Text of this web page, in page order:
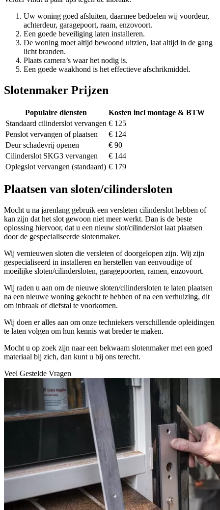
Uw woning goed afsluiten, daarmee bedoelen wij voordeur,
achterdeur, garagepoort, raam, enzovoort.
Een goede beveiliging laten installeren.
De woning moet altijd bewoond uitzien, laat altijd in de gang
licht branden.
Plaats camera’s waar het nodig is.
Een goede waakhond is het effectieve afschrikmiddel.
Slotenmaker Prijzen
Populaire diensten
Kosten incl montage & BTW
Standaard cilinderslot vervangen € 125
Penslot vervangen of plaatsen
€ 124
Deur schadevrij openen
€ 90
Cilinderslot SKG3 vervangen
€ 144
Oplegslot vervangen (standaard) € 179
Plaatsen van sloten/cilindersloten
Mocht u na jarenlang gebruik een versleten cilinderslot hebben of
kan zijn dat het slot gewoon niet meer werkt. Dan is de beste
oplossing hiervoor, dat u een nieuw slot/cilinderslot laat plaatsen
door de gespecialiseerde slotenmaker.
Wij vernieuwen sloten die versleten of doorgelopen zijn. Wij zijn
gespecialiseerd in installeren en herstellen van eenvoudige of
moeilijke sloten/cilindersloten, garagepoorten, ramen, enzovoort.
Wij raden u aan om de nieuwe sloten/cilindersloten te laten plaatsen
na een nieuwe woning gekocht te hebben of na een verhuizing, dit
om inbraak of diefstal te voorkomen.
Wij doen er alles aan om onze techniekers verschillende opleidingen
te laten volgen om hun kennis wat breder te maken.
Mocht u op zoek zijn naar een bekwaam slotenmaker met een goed
materiaal bij zich, dan kunt u bij ons terecht.
Veel Gestelde Vragen